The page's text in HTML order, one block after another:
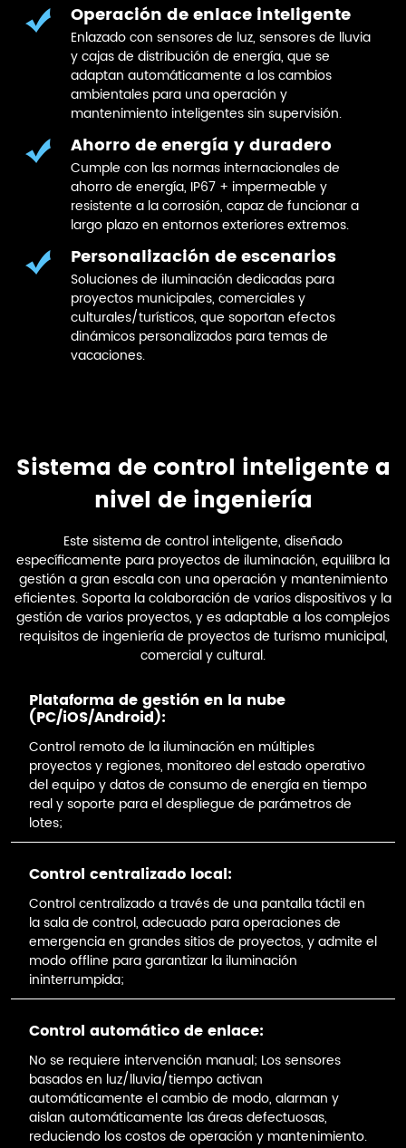
Operación de enlace inteligente
Enlazado con sensores de luz, sensores de lluvia
y cajas de distribución de energía, que se
adaptan automáticamente a los cambios
ambientales para una operación y
mantenimiento inteligentes sin supervisión.
Ahorro de energía y duradero
Cumple con las normas internacionales de
ahorro de energía, IP67 + impermeable y
resistente a la corrosión, capaz de funcionar a
largo plazo en entornos exteriores extremos.
Personalización de escenarios
Soluciones de iluminación dedicadas para
proyectos municipales, comerciales y
culturales/turísticos, que soportan efectos
dinámicos personalizados para temas de
vacaciones.
Sistema de control inteligente a
nivel de ingeniería
Este sistema de control inteligente, diseñado
específicamente para proyectos de iluminación, equilibra la
gestión a gran escala con una operación y mantenimiento
eficientes. Soporta la colaboración de varios dispositivos y la
gestión de varios proyectos, y es adaptable a los complejos
requisitos de ingeniería de proyectos de turismo municipal,
comercial y cultural.
Plataforma de gestión en la nube
(PC/iOS/Android):
Control remoto de la iluminación en múltiples
proyectos y regiones, monitoreo del estado operativo
del equipo y datos de consumo de energía en tiempo
real y soporte para el despliegue de parámetros de
lotes;
Control centralizado local:
Control centralizado a través de una pantalla táctil en
la sala de control, adecuado para operaciones de
emergencia en grandes sitios de proyectos, y admite el
modo offline para garantizar la iluminación
ininterrumpida;
Control automático de enlace:
No se requiere intervención manual; Los sensores
basados en luz/lluvia/tiempo activan
automáticamente el cambio de modo, alarman y
aislan automáticamente las áreas defectuosas,
reduciendo los costos de operación y mantenimiento.